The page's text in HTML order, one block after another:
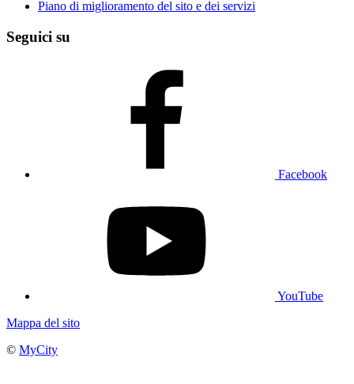
Piano di miglioramento del sito e dei servizi
Seguici su
Facebook
YouTube
Mappa del sito
© MyCity